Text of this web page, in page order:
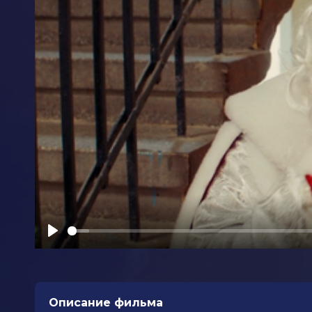
Play
Описание фильма